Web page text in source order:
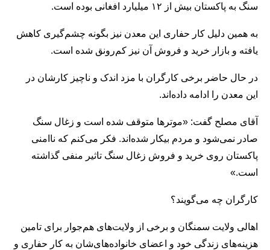
سنگ به پاکستان بیش از ۱۲ میلیارد افغانی بوده است.
به همین دلیل کار حفاری این معدن نیز بگونه چشم‌گیری کاهش
یافته و بازار خرید و فروش آن نیز کم‌رونق شده است.
در حال حاضر برخی کارگران با مزد اندک و ناچیز کارشان در
این معدن را ادامه داده‌اند.
آقای مصلح گفت: «موترها متوقف شده است و زغال سنگ
صادر نمی‌شود و مردم بیکار شده‌اند. فکر می‌کنم که ناامنی
پاکستان روی خرید و فروش زغال سنگ تاثیر منفی گذاشته
است.»
کارگران چه می‌گویند؟
اهالی ولایت سمنگان و برخی از ولایت‌های هم‌جوار برای تامین
هزینه‌‌‌های زندگی خود و اعضای خانواده‌های‌شان به کار حفاری و